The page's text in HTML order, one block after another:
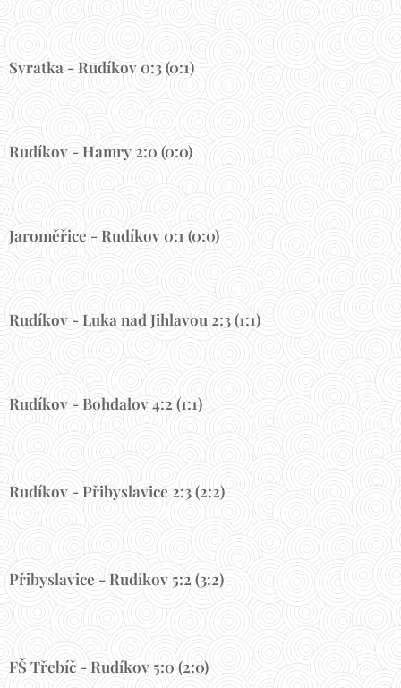
Svratka - Rudíkov 0:3 (0:1)
Rudíkov - Hamry 2:0 (0:0)
Jaroměřice - Rudíkov 0:1 (0:0)
Rudíkov - Luka nad Jihlavou 2:3 (1:1)
Rudíkov - Bohdalov 4:2 (1:1)
Rudíkov - Přibyslavice 2:3 (2:2)
Přibyslavice - Rudíkov 5:2 (3:2)
FŠ Třebíč - Rudíkov 5:0 (2:0)